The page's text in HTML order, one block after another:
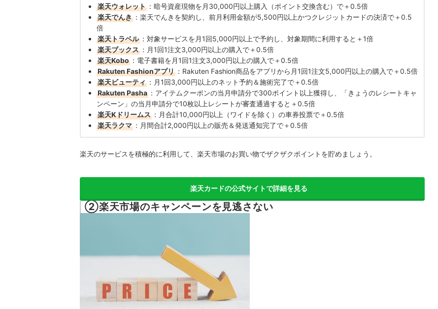
楽天ウォレット ：暗号資産現物を月30,000円以上購入（ポイント交換含む）で＋0.5倍
楽天でんき ：楽天でんきを契約し、前月利用金額が5,500円以上かつクレジットカードの決済で＋0.5
倍
楽天トラベル ：対象サービスを月1回5,000円以上で予約し、対象期間に利用すると＋1倍
楽天ブックス ：月1回1注文3,000円以上の購入で＋0.5倍
楽天Kobo ：電子書籍を月1回1注文3,000円以上の購入で＋0.5倍
Rakuten Fashionアプリ ：Rakuten Fashion商品をアプリから月1回1注文5,000円以上の購入で＋0.5倍
楽天ビューティ ：月1回3,000円以上のネット予約＆施術完了で＋0.5倍
Rakuten Pasha ：アイテムクーポンの当月申請分で300ポイント以上獲得し、「きょうのレシートキャ
ンペーン」の当月申請分で10枚以上レシートが審査通過すると＋0.5倍
楽天Kドリームス ：月合計10,000円以上（ワイドを除く）の車券投票で＋0.5倍
楽天ラクマ ：月間合計2,000円以上の販売＆発送通知完了で＋0.5倍
楽天のサービスを積極的に利用して、楽天市場のお買い物でザクザクポイントを貯めましょう。
楽天カードの公式サイトで詳細を見る
②楽天市場のキャンペーンを見逃さない